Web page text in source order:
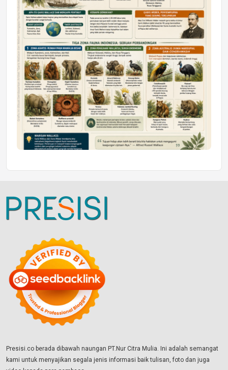
Presisi.co berada dibawah naungan PT.Nur Citra Mulia. Ini adalah semangat
kami untuk menyajikan segala jenis informasi baik tulisan, foto dan juga